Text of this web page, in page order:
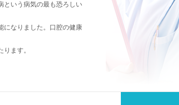
という病気の最も恐ろしい
になりました。口腔の健康
ます。